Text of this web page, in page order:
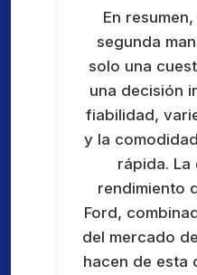
En
segunda
solo una
una decisión
fiabilidad,
y la
rápida. La
rendimiento
Ford,
del mercado
hacen de esta